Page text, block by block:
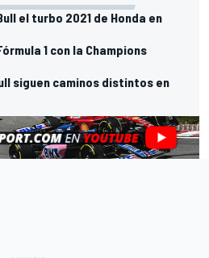
el turbo 2021 de Honda en
1 con la Champions
siguen caminos distintos en